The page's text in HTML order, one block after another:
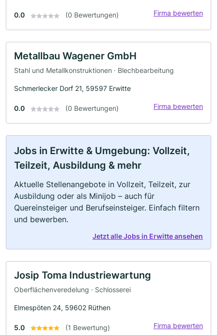
0.0 (0 Bewertungen) Firma bewerten
Metallbau Wagener GmbH
Stahl und Metallkonstruktionen · Blechbearbeitung
Schmerlecker Dorf 21, 59597 Erwitte
0.0 (0 Bewertungen) Firma bewerten
Jobs in Erwitte & Umgebung: Vollzeit,
Teilzeit, Ausbildung & mehr
Aktuelle Stellenangebote in Vollzeit, Teilzeit, zur
Ausbildung oder als Minijob – auch für
Quereinsteiger und Berufseinsteiger. Einfach filtern
und bewerben.
Jetzt alle Jobs in Erwitte ansehen
Josip Toma Industriewartung
Oberflächenveredelung · Schlosserei
Elmespöten 24, 59602 Rüthen
5.0 (1 Bewertung) Firma bewerten